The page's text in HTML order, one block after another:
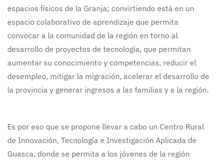
espacios físicos de la Granja; convirtiendo está en un
espacio colaborativo de aprendizaje que permita
convocar a la comunidad de la región en torno al
desarrollo de proyectos de tecnología, que permitan
aumentar su conocimiento y competencias, reducir el
desempleo, mitigar la migración, acelerar el desarrollo de
la provincia y generar ingresos a las familias y a la región.
Es por eso que se propone llevar a cabo un Centro Rural
de Innovación, Tecnología e Investigación Aplicada de
Guasca, donde se permita a los jóvenes de la región